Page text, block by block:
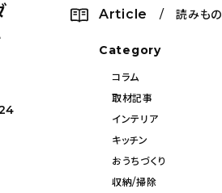
Article / 読みもの
Category
コラム
取材記事
インテリア
キッチン
おうちづくり
収納/掃除